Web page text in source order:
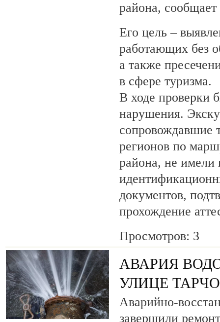
района,
Его цель –
работающих без
а также
в сфере туризма.
В ходе проверки
нарушения.
сопровождавшие
регионов по
района, не имели
документов,
прохождение
Просмотров: 3
АВАРИЯ
УЛИЦЕ
Аварийно-
завершили